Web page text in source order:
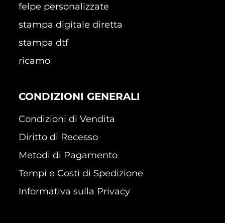
felpe personalizzate
stampa digitale diretta
stampa dtf
ricamo
CONDIZIONI GENERALI
Condizioni di Vendita
Diritto di Recesso
Metodi di Pagamento
Tempi e Costi di Spedizione
Informativa sulla Privacy